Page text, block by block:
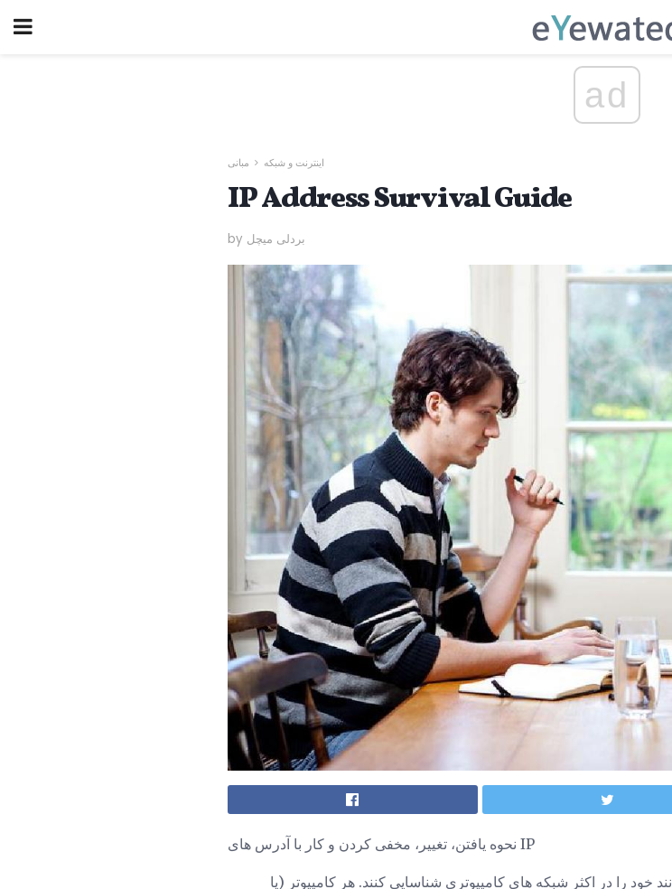
ad
اینترنت و شبکه مبانی
IP Address Survival Guide
by بردلی میچل
نحوه یافتن، تغییر، مخفی کردن و کار با آدرس های IP
خود را در اکثر شبکه های کامپیوتری شناسایی کنند. هر کامپیوتر (یا